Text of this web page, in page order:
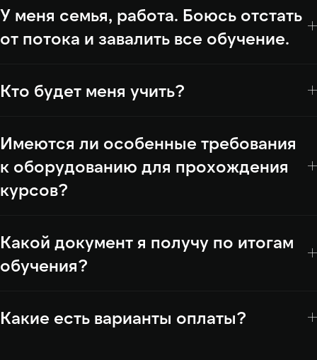
У меня семья, работа. Боюсь отстать
от потока и завалить все обучение.
Кто будет меня учить?
Имеются ли особенные требования
к оборудованию для прохождения
курсов?
Какой документ я получу по итогам
обучения?
Какие есть варианты оплаты?